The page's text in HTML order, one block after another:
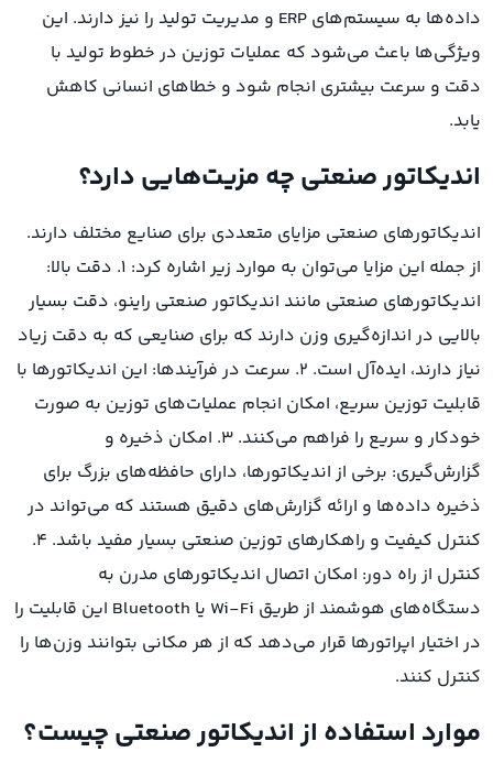
داده‌ها به سیستم‌های ERP و مدیریت تولید را نیز دارند. این
ویژگی‌ها باعث می‌شود که عملیات توزین در خطوط تولید با
دقت و سرعت بیشتری انجام شود و خطاهای انسانی کاهش
یابد.
اندیکاتور صنعتی چه مزیت‌هایی دارد؟
اندیکاتورهای صنعتی مزایای متعددی برای صنایع مختلف دارند.
از جمله این مزایا می‌توان به موارد زیر اشاره کرد: ۱. دقت بالا:
اندیکاتورهای صنعتی مانند اندیکاتور صنعتی راینو، دقت بسیار
بالایی در اندازه‌گیری وزن دارند که برای صنایعی که به دقت زیاد
نیاز دارند، ایده‌آل است. ۲. سرعت در فرآیندها: این اندیکاتورها با
قابلیت توزین سریع، امکان انجام عملیات‌های توزین به صورت
خودکار و سریع را فراهم می‌کنند. ۳. امکان ذخیره و
گزارش‌گیری: برخی از اندیکاتورها، دارای حافظه‌های بزرگ برای
ذخیره داده‌ها و ارائه گزارش‌های دقیق هستند که می‌تواند در
کنترل کیفیت و راهکارهای توزین صنعتی بسیار مفید باشد. ۴.
کنترل از راه دور: امکان اتصال اندیکاتورهای مدرن به
دستگاه‌های هوشمند از طریق Wi-Fi یا Bluetooth این قابلیت را
در اختیار اپراتورها قرار می‌دهد که از هر مکانی بتوانند وزن‌ها را
کنترل کنند.
موارد استفاده از اندیکاتور صنعتی چیست؟